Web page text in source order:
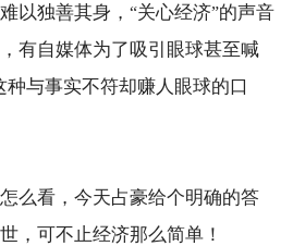
以独善其身， “关心经济”的声音
有自媒体为了吸引眼球甚至喊
种与事实不符却赚人眼球的口
么看，今天占豪给个明确的答
，可不止经济那么简单！